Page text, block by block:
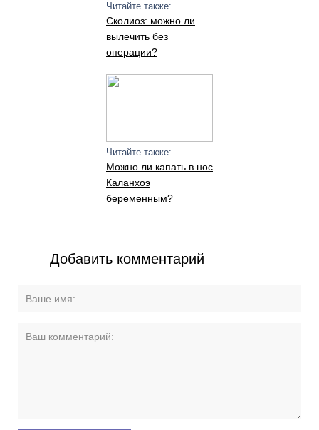
Читайте также:
Сколиоз: можно ли
вылечить без
операции?
Читайте также:
Можно ли капать в нос
Каланхоэ
беременным?
Добавить комментарий